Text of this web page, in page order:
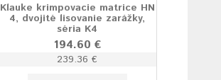
Klauke krimpovacie matrice HN
4, dvojité lisovanie zarážky,
séria K4
194.60 €
239.36 €